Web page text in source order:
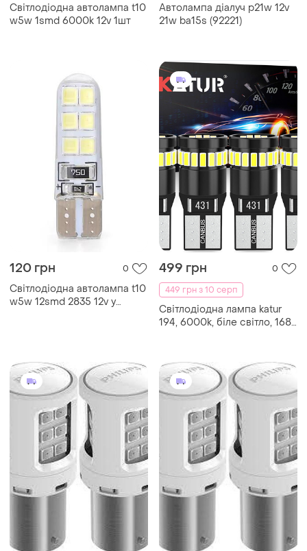
Світлодіодна автолампа t10
w5w 1smd 6000k 12v 1шт
Автолампа діалуч p21w 12v
21w ba15s (92221)
120 грн 0
Світлодіодна автолампа t10
w5w 12smd 2835 12v у
499 грн
0
449 грн з 10 серп
Світлодіодна лампа katur
194, 6000k, біле світло, 168
світлодіодних ламп, canbus,
без помилок, для
підсвічування